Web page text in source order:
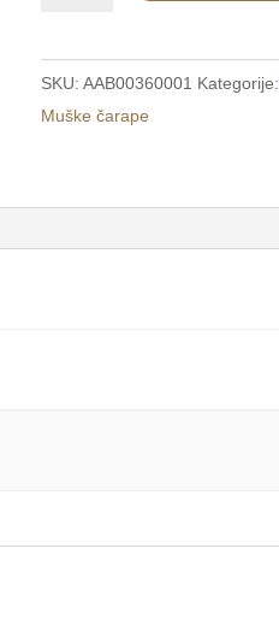
čarape
39-
42
količina
SKU:AAB00360001
Muške čarape